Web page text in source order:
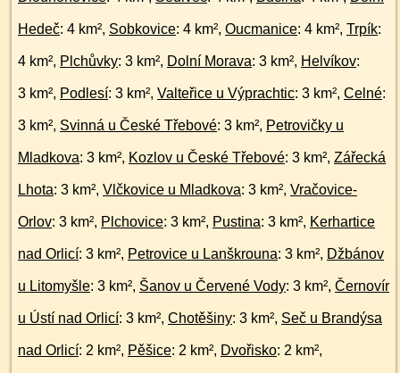
Hedeč: 4 km², Sobkovice: 4 km², Oucmanice: 4 km², Trpík:
4 km², Plchůvky: 3 km², Dolní Morava: 3 km², Helvíkov:
3 km², Podlesí: 3 km², Valteřice u Výprachtic: 3 km², Celné:
3 km², Svinná u České Třebové: 3 km², Petrovičky u
Mladkova: 3 km², Kozlov u České Třebové: 3 km², Zářecká
Lhota: 3 km², Vlčkovice u Mladkova: 3 km², Vračovice-
Orlov: 3 km², Plchovice: 3 km², Pustina: 3 km², Kerhartice
nad Orlicí: 3 km², Petrovice u Lanškrouna: 3 km², Džbánov
u Litomyšle: 3 km², Šanov u Červené Vody: 3 km², Černovír
u Ústí nad Orlicí: 3 km², Chotěšiny: 3 km², Seč u Brandýsa
nad Orlicí: 2 km², Pěšice: 2 km², Dvořisko: 2 km²,